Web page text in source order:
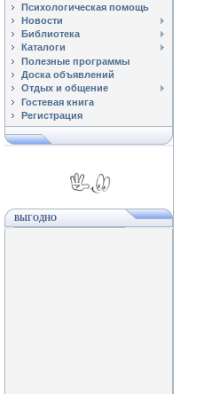
Психологическая помощь
Новости
Библиотека
Каталоги
Полезные программы
Доска объявлений
Отдых и общение
Гостевая книга
Регистрация
ВЫГОДНО